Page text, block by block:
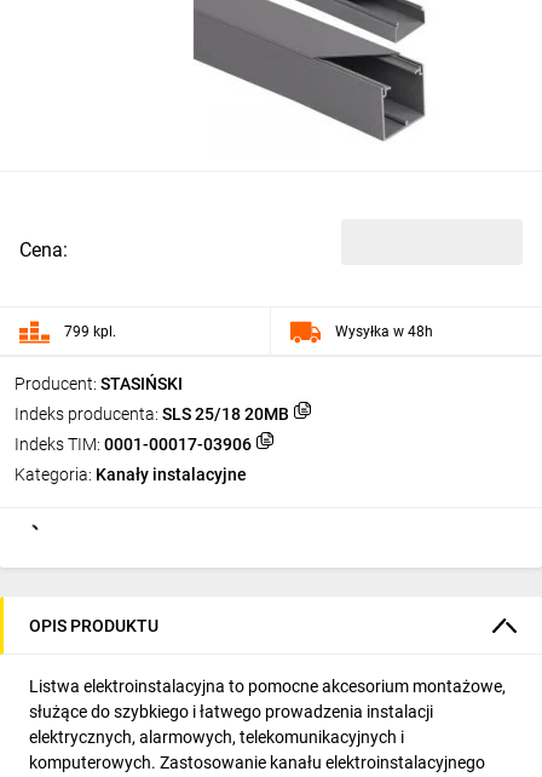
Producent: STASIŃSKI
Indeks producenta: SLS 25/18 20MB
Indeks TIM: 0001-00017-03906
Kategoria: Kanały instalacyjne
Cena:
799 kpl. Wysyłka w 48h
OPIS PRODUKTU
Listwa elektroinstalacyjna to pomocne akcesorium montażowe,
służące do szybkiego i łatwego prowadzenia instalacji
elektrycznych, alarmowych, telekomunikacyjnych i
komputerowych. Zastosowanie kanału elektroinstalacyjnego